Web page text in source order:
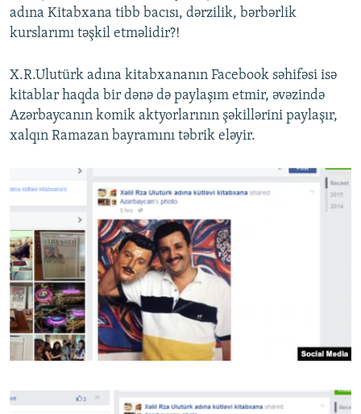
adına Kitabxana tibb bacısı, dərzilik, bərbərlik
kurslarımı təşkil etməlidir?!
X.R.Ulutürk adına kitabxananın Facebook səhifəsi isə
kitablar haqda bir dənə də paylaşım etmir, əvəzində
Azərbaycanın komik aktyorlarının şəkillərini paylaşır,
xalqın Ramazan bayramını təbrik eləyir.